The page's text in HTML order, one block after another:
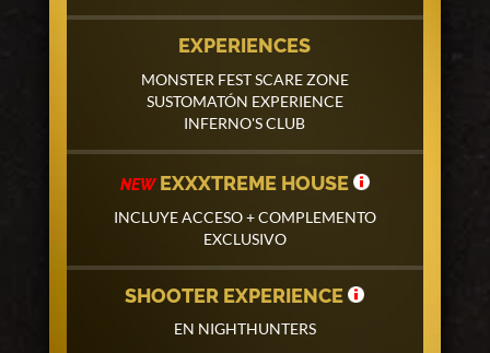
EXPERIENCES
MONSTER FEST SCARE ZONE
SUSTOMATÓN EXPERIENCE
INFERNO'S CLUB
NEWEXXXTREME HOUSE
INCLUYE ACCESO + COMPLEMENTO
EXCLUSIVO
SHOOTER EXPERIENCE
EN NIGHTHUNTERS